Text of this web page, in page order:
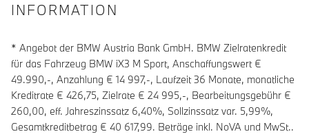
INFORMATION
* Angebot der BMW Austria Bank GmbH. BMW Zielratenkredit
für das Fahrzeug BMW iX3 M Sport, Anschaffungswert €
49.990,-, Anzahlung € 14 997,-, Laufzeit36 Monate, monatliche
Kreditrate € 426,75, Zielrate € 24 995,-, Bearbeitungsgebühr €
260,00, eff. Jahreszinssatz 6,40%, Sollzinssatz var. 5,99%,
Gesamtkreditbetrag € 40 617,99. Beträge inkl. NoVA und MwSt..